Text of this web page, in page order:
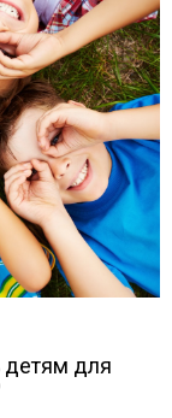
детям для